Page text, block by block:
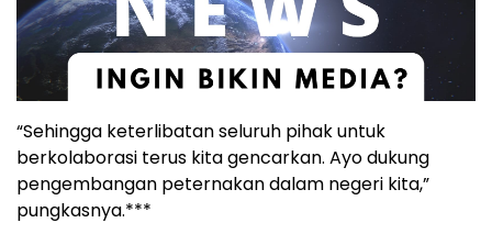
“Sehingga keterlibatan seluruh pihak untuk
berkolaborasi terus kita gencarkan. Ayo dukung
pengembangan peternakan dalam negeri kita,”
pungkasnya.***